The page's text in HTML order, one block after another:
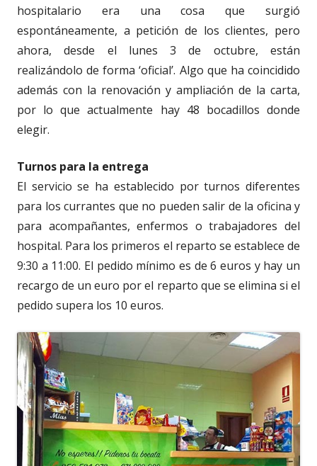
hospitalario era una cosa que surgió
espontáneamente, a petición de los clientes, pero
ahora, desde el lunes 3 de octubre, están
realizándolo de forma ‘oficial’. Algo que ha coincidido
además con la renovación y ampliación de la carta,
por lo que actualmente hay 48 bocadillos donde
elegir.
Turnos para la entrega
El servicio se ha establecido por turnos diferentes
para los currantes que no pueden salir de la oficina y
para acompañantes, enfermos o trabajadores del
hospital. Para los primeros el reparto se establece de
9:30 a 11:00. El pedido mínimo es de 6 euros y hay un
recargo de un euro por el reparto que se elimina si el
pedido supera los 10 euros.